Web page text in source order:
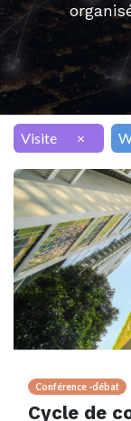
Visite ×
Conférence -débat
Cycle de